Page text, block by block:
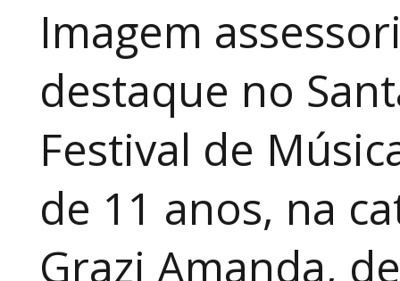
Imagem
destaque no
Festival de
de 11 anos, na
Grazi Amanda,